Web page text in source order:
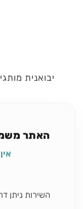
יבואנית
האתר
השירות ניתן